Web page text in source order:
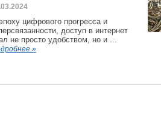
цифрового прогресса и
доступ в интернет
не просто удобством, но и ...
»